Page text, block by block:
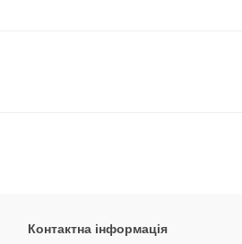
Контактна інформація